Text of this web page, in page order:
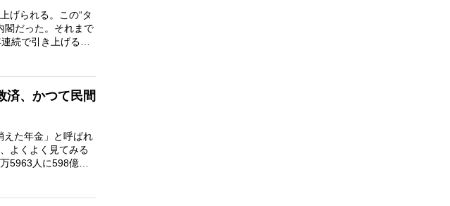
げられる。この“タ
閣だった。それまで
続で引き上げると
、かつて民間
た年金」と呼ばれ
よくよく見てみる
5963人に598億円